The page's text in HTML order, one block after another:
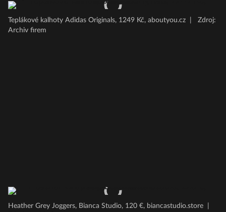
Teplákové kalhoty Adidas Originals, 1249 Kč, aboutyou.cz
Zdroj:
Archiv firem
Heather Grey Joggers, Bianca Studio, 120 €, biancastudio.store